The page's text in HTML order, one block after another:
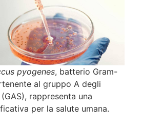
pyogenes, batterio Gram-
al gruppo A degli
rappresenta una
per la salute umana.